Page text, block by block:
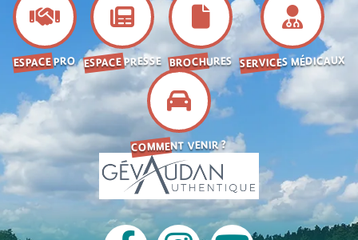
ESPACE PRO ESPACE PRESSE BROCHURES SERVICES MÉDICAUX
COMMENT VENIR ?